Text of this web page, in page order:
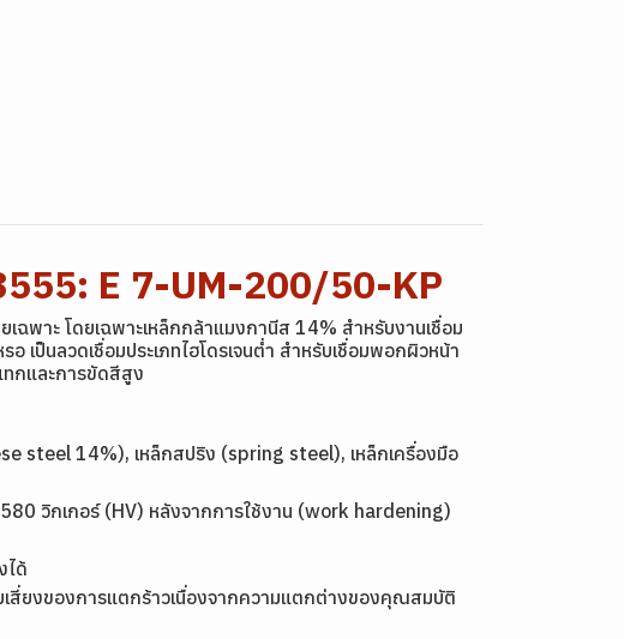
E 7-UM-200/50-KP
ฉพาะ โดยเฉพาะเหล็กกล้าแมงกานีส 14% สำหรับงานเชื่อม
ป็นลวดเชื่อมประเภทไฮโดรเจนต่ำ สำหรับเชื่อมพอกผิวหน้า
กและการขัดสีสูง
steel 14%), เหล็กสปริง (spring steel), เหล็กเครื่องมือ
วิกเกอร์ (HV) หลังจากการใช้งาน (work hardening)
ได้
สี่ยงของการแตกร้าวเนื่องจากความแตกต่างของคุณสมบัติ